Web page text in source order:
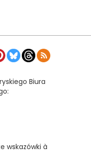
Biura
wskazówki à